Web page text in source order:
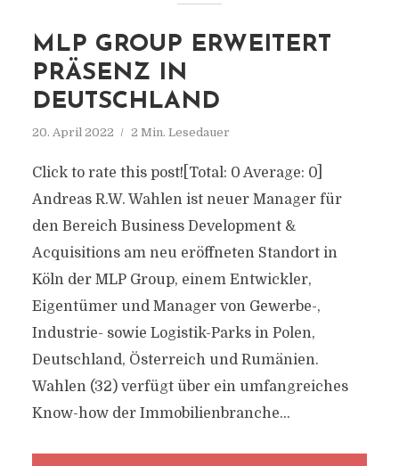
MLP GROUP ERWEITERT
PRÄSENZ IN
DEUTSCHLAND
20. April 2022 2 Min. Lesedauer
Click to rate this post![Total: 0 Average: 0]
Andreas R.W. Wahlen ist neuer Manager für
den Bereich Business Development &
Acquisitions am neu eröffneten Standort in
Köln der MLP Group, einem Entwickler,
Eigentümer und Manager von Gewerbe-,
Industrie- sowie Logistik-Parks in Polen,
Deutschland, Österreich und Rumänien.
Wahlen (32) verfügt über ein umfangreiches
Know-how der Immobilienbranche...